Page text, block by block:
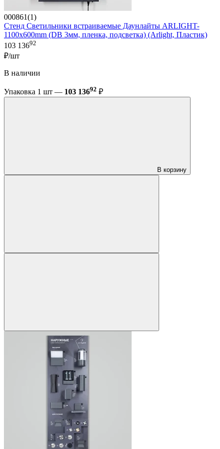
000861(1)
Стенд Светильники встраиваемые Даунлайты ARLIGHT-
1100x600mm (DB 3мм, пленка, подсветка) (Arlight, Пластик)
103 13692
₽/шт
В наличии
Упаковка 1 шт — 103 13692 ₽
В корзину